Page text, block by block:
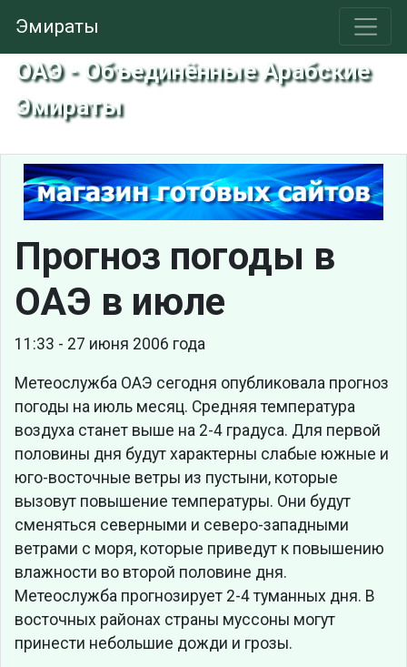
Эмираты
ОАЭ - Объединённые Арабские
Эмираты
Прогноз погоды в
ОАЭ в июле
11:33 - 27 июня 2006 года
Метеослужба ОАЭ сегодня опубликовала прогноз
погоды на июль месяц. Средняя температура
воздуха станет выше на 2-4 градуса. Для первой
половины дня будут характерны слабые южные и
юго-восточные ветры из пустыни, которые
вызовут повышение температуры. Они будут
сменяться северными и северо-западными
ветрами с моря, которые приведут к повышению
влажности во второй половине дня.
Метеослужба прогнозирует 2-4 туманных дня. В
восточных районах страны муссоны могут
принести небольшие дожди и грозы.